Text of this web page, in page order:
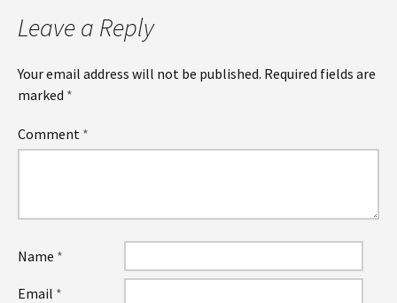
Leave a Reply
Your email address will not be published. Required fields are
marked *
Comment *
Name *
Email *